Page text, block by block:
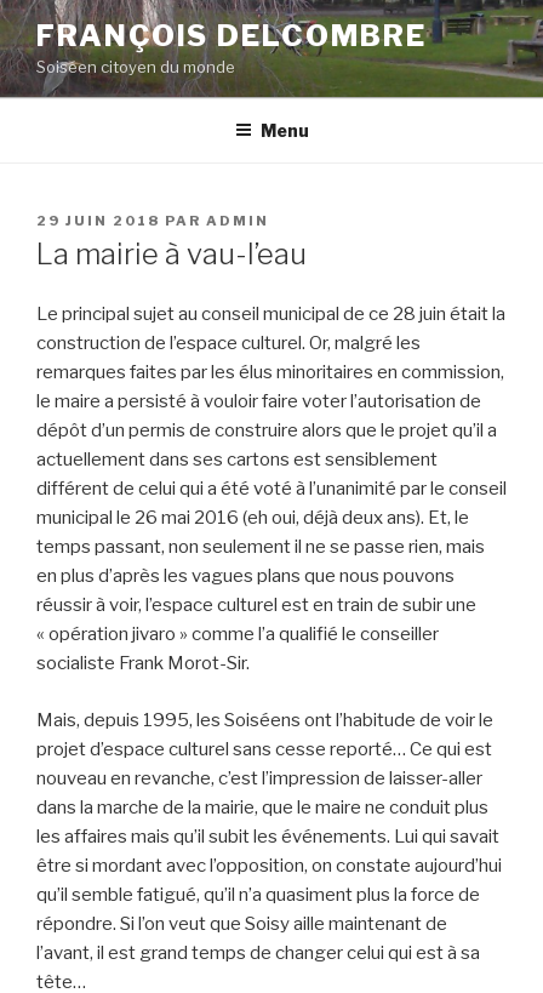
Aller
au
contenu
principal
FRANÇOIS DELCOMBRE
Soiséen citoyen du monde
Menu
PUBLIÉ
LE
29 JUIN 2018 PAR ADMIN
La mairie à vau-l’eau
Le principal sujet au conseil municipal de ce 28 juin était la
construction de l’espace culturel. Or, malgré les
remarques faites par les élus minoritaires en commission,
le maire a persisté à vouloir faire voter l’autorisation de
dépôt d’un permis de construire alors que le projet qu’il a
actuellement dans ses cartons est sensiblement
différent de celui qui a été voté à l’unanimité par le conseil
municipal le 26 mai 2016 (eh oui, déjà deux ans). Et, le
temps passant, non seulement il ne se passe rien, mais
en plus d’après les vagues plans que nous pouvons
réussir à voir, l’espace culturel est en train de subir une
« opération jivaro » comme l’a qualifié le conseiller
socialiste Frank Morot-Sir.
Mais, depuis 1995, les Soiséens ont l’habitude de voir le
projet d’espace culturel sans cesse reporté… Ce qui est
nouveau en revanche, c’est l’impression de laisser-aller
dans la marche de la mairie, que le maire ne conduit plus
les affaires mais qu’il subit les événements. Lui qui savait
être si mordant avec l’opposition, on constate aujourd’hui
qu’il semble fatigué, qu’il n’a quasiment plus la force de
répondre. Si l’on veut que Soisy aille maintenant de
l’avant, il est grand temps de changer celui qui est à sa
tête…